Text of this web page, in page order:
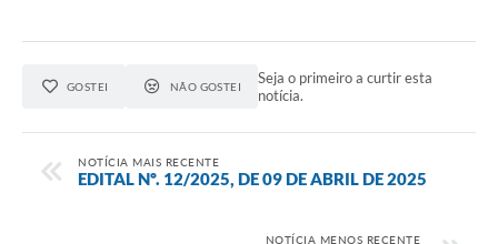
GOSTEI NÃO GOSTEI
Seja o primeiro a curtir esta
notícia.
NOTÍCIA MAIS RECENTE
EDITAL Nº. 12/2025, DE 09 DE ABRIL DE 2025
NOTÍCIA MENOS RECENTE